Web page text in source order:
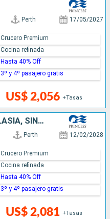
Perth 17/05/2027
US$ 2,056 +Tasas
Crucero Premium
Cocina refinada
Hasta 40% Off
3º y 4º pasajero gratis
AUSTRALIA, INDONESIA, MALASIA, SINGAPUR
Perth 12/02/2028
US$ 2,081 +Tasas
Crucero Premium
Cocina refinada
Hasta 40% Off
3º y 4º pasajero gratis